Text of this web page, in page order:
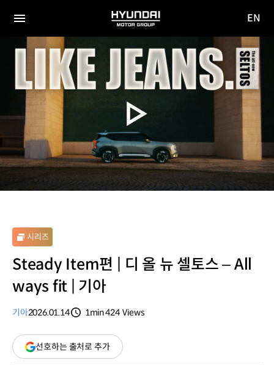
전체
메뉴
HYUNDAI
MOTOR
GROUP
사이
이동
EN
시리즈
Steady Item편 | 디 올 뉴 셀토스 – All
ways fit | 기아
기아2026.01.14
1min424 Views
선호하는 출처로 추가(새
창